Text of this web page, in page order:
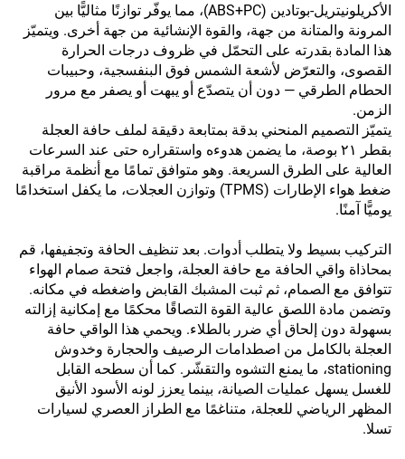
الأكريلونيتريل-بوتادين (ABS+PC)، مما يوفّر توازنًا مثاليًّا بين
المرونة والمتانة من جهة، والقوة الإنشائية من جهة أخرى. ويتميّز
هذا المادة بقدرته على التحمّل في ظروف درجات الحرارة
القصوى، والتعرّض لأشعة الشمس فوق البنفسجية، وحبيبات
الحطام الطرقي — دون أن يتصدّع أو يبهت أو يصفر مع مرور
الزمن.
يتميّز التصميم المنحني بدقة بمتابعة دقيقة لملف حافة العجلة
بقطر ٢١ بوصة، ما يضمن هدوءه واستقراره حتى عند السرعات
العالية على الطرق السريعة. وهو متوافق تمامًا مع أنظمة مراقبة
ضغط هواء الإطارات (TPMS) وتوازن العجلات، ما يكفل استخدامًا
يوميًّا آمنًا.
التركيب بسيط ولا يتطلب أدوات. بعد تنظيف الحافة وتجفيفها، قم
بمحاذاة واقي الحافة مع حافة العجلة، واجعل فتحة صمام الهواء
تتوافق مع الصمام، ثم ثبت المشبك القابض واضغطه في مكانه.
وتضمن مادة اللصق عالية القوة التصاقًا محكمًا مع إمكانية إزالته
بسهولة دون إلحاق أي ضرر بالطلاء. ويحمي هذا الواقي حافة
العجلة بالكامل من اصطدامات الرصيف والحجارة وخدوش
stationing، ما يمنع التشوه والتقشّر. كما أن سطحه القابل
للغسل يسهل عمليات الصيانة، بينما يعزز لونه الأسود الأنيق
المظهر الرياضي للعجلة، متناغمًا مع الطراز العصري لسيارات
تسلا.